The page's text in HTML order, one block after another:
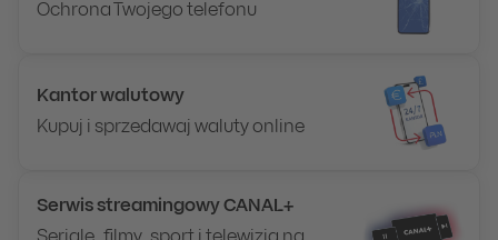
Ochrona Twojego telefonu
Kantor walutowy
Kupuj i sprzedawaj waluty online
Serwis streamingowy CANAL+